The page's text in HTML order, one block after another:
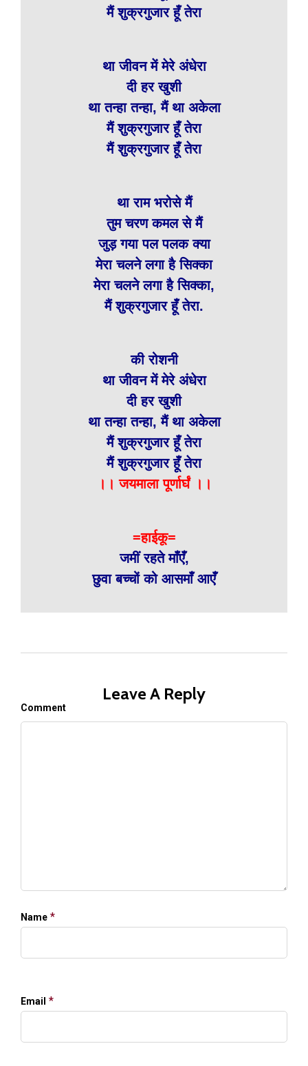
मैं शुक्रगुजार हूँ तेरा
था जीवन में मेरे अंधेरा
दी हर खुशी
था तन्हा तन्हा, मैं था अकेला
मैं शुक्रगुजार हूँ तेरा
मैं शुक्रगुजार हूँ तेरा
था राम भरोसे मैं
तुम चरण कमल से मैं
जुड़ गया पल पलक क्या
मेरा चलने लगा है सिक्का
मेरा चलने लगा है सिक्का,
मैं शुक्रगुजार हूँ तेरा.
की रोशनी
था जीवन में मेरे अंधेरा
दी हर खुशी
था तन्हा तन्हा, मैं था अकेला
मैं शुक्रगुजार हूँ तेरा
मैं शुक्रगुजार हूँ तेरा
।। जयमाला पूर्णार्घं ।।
=हाईकू=
जमीं रहते माँएँ,
छुवा बच्चों को आसमाँ आएँ
Leave A Reply
Comment
Name *
Email *